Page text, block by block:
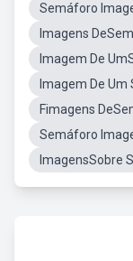
Semáforo
Imagens
Imagem De
Imagem De
Fimagens
Semáforo
ImagensSobre